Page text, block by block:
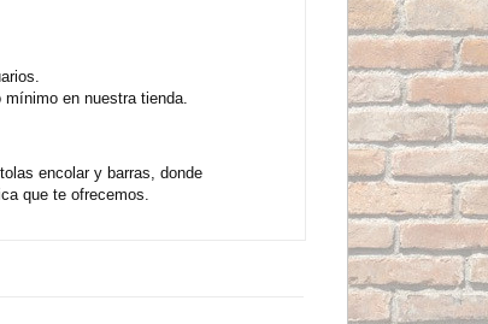
en nuestra tienda.
encolar y barras, donde
que te ofrecemos.